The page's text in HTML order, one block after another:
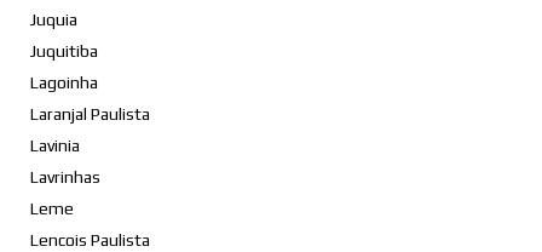
Juquia
Juquitiba
Lagoinha
Laranjal Paulista
Lavinia
Lavrinhas
Leme
Lencois Paulista